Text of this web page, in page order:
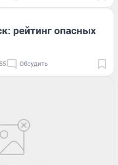
рейтинг опасных
Обсудить